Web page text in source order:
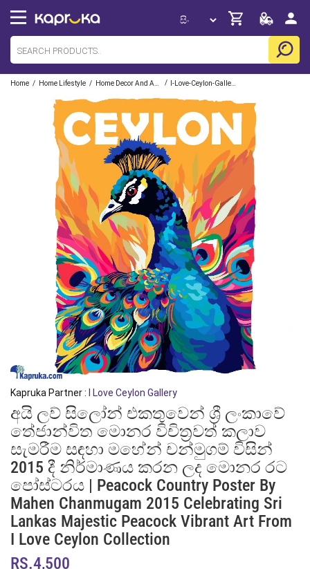
Home / Home Lifestyle / /
Kapruka Partner : I Love Ceylon Gallery
අයි ලව් සිලෝන් එකතුවෙන් ශ්‍රී ලංකාවේ
තේජාන්විත මොනර විචිත්‍රවත් කලාව
සැමරීම සඳහා මහේන් චන්මුගම් විසින්
2015 දී නිර්මාණය කරන ලද මොනර රට
පෝස්ටරය | Peacock Country Poster By
Mahen Chanmugam 2015 Celebrating Sri
Lankas Majestic Peacock Vibrant Art From
I Love Ceylon Collection
RS.4,500